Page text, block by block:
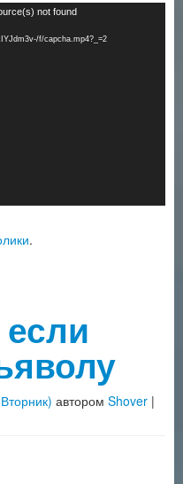
not found
f/capcha.mp4?_=2
.
автором Shover |